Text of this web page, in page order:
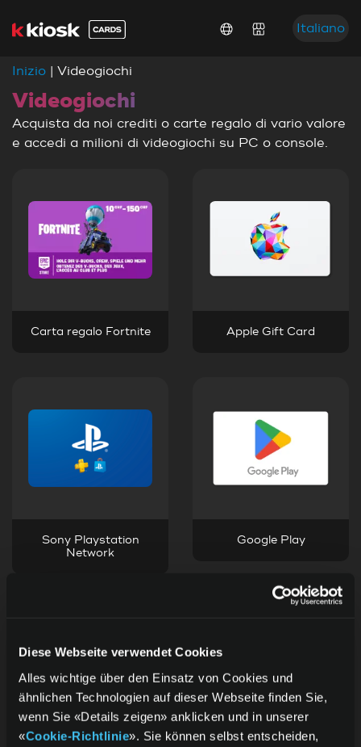
Diese Webseite verwendet Cookies
Alles wichtige über den Einsatz von Cookies und
ähnlichen Technologien auf dieser Webseite finden Sie,
wenn Sie «Details zeigen» anklicken und in unserer
«Cookie-Richtlinie». Sie können selbst entscheiden,
Italiano
Inizio | Videogiochi
Videogiochi
Acquista da noi crediti o carte regalo di vario valore
e accedi a milioni di videogiochi su PC o console.
Carta regalo Fortnite Apple Gift Card
Sony Playstation
Network
Google Play